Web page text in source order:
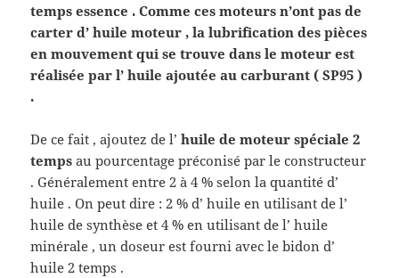
temps essence . Comme ces moteurs n’ont pas de
carter d’ huile moteur , la lubrification des pièces
en mouvement qui se trouve dans le moteur est
réalisée par l’ huile ajoutée au carburant ( SP95 )
.
De ce fait , ajoutez de l’huile de moteur spéciale 2
temps au pourcentage préconisé par le constructeur
. Généralement entre 2 à 4 % selon la quantité d’
huile . On peut dire : 2 % d’ huile en utilisant de l’
huile de synthèse et 4 % en utilisant de l’ huile
minérale , un doseur est fourni avec le bidon d’
huile 2 temps .